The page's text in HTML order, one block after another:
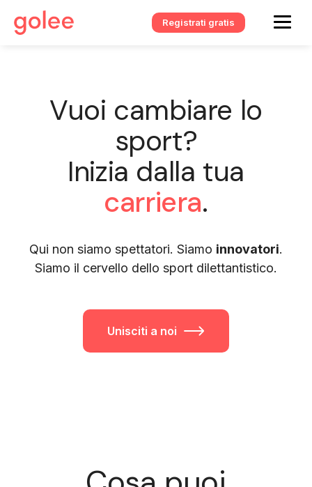
Registrati gratis
Vuoi cambiare lo
sport?
Inizia dalla tua
carriera.
Qui non siamo spettatori. Siamo innovatori.
Siamo il cervello dello sport dilettantistico.
Unisciti a noi